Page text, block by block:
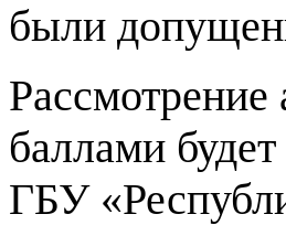
были
баллами
ГБУ